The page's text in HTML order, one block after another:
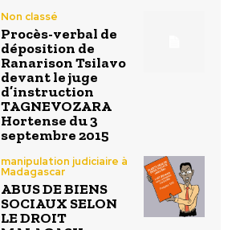
Non classé
Procès-verbal de
déposition de
Ranarison Tsilavo
devant le juge
d’instruction
TAGNEVOZARA
Hortense du 3
septembre 2015
manipulation judiciaire à
Madagascar
ABUS DE BIENS
SOCIAUX SELON
LE DROIT